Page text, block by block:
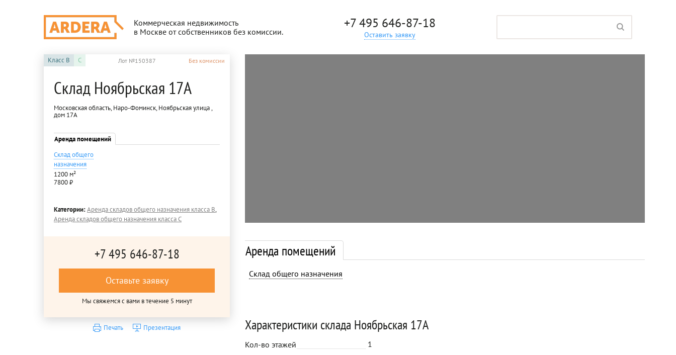
Коммерческая недвижимость
в Москве от собственников без комиссии.
+7 495 646-87-18
Оставить заявку
Класс B C Лот №150387 Без комиссии
Склад Ноябрьская 17А
Московская область, Наро-Фоминск, Ноябрьская улица ,
дом 17А
Аренда помещений
Склад общего
назначения
1200 м²
7800 ₽
Категории:Аренда складов общего назначения класса B,
Аренда складов общего назначения класса C
+7 495 646-87-18
Оставьте заявку
Мы свяжемся с вами в течение 5 минут
Печать Презентация
Аренда помещений
Склад общего назначения
Характеристики склада Ноябрьская 17А
Кол-во этажей
1